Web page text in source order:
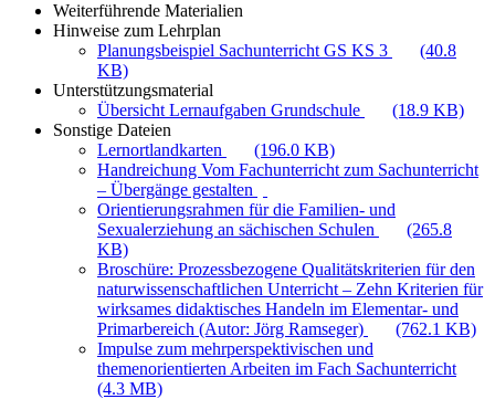
Weiterführende Materialien
Hinweise zum Lehrplan
Planungsbeispiel Sachunterricht GS KS 3
(40.8
KB)
Unterstützungsmaterial
Übersicht Lernaufgaben Grundschule
(18.9 KB)
Sonstige Dateien
Lernortlandkarten
(196.0 KB)
Handreichung Vom Fachunterricht zum Sachunterricht
– Übergänge gestalten
Orientierungsrahmen für die Familien- und
Sexualerziehung an sächischen Schulen
(265.8
KB)
Broschüre: Prozessbezogene Qualitätskriterien für den
naturwissenschaftlichen Unterricht – Zehn Kriterien für
wirksames didaktisches Handeln im Elementar- und
Primarbereich (Autor: Jörg Ramseger)
(762.1 KB)
Impulse zum mehrperspektivischen und
themenorientierten Arbeiten im Fach Sachunterricht
(4.3 MB)